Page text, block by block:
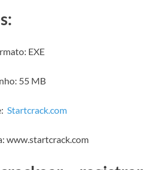
EXE
55 MB
Startcrack.com
www.startcrack.com